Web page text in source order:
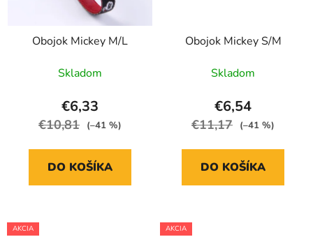
Obojok Mickey M/L
Skladom
€6,33
€10,81 (–41 %)
DO KOŠÍKA
Obojok Mickey S/M
Skladom
€6,54
€11,17 (–41 %)
DO KOŠÍKA
AKCIA
AKCIA